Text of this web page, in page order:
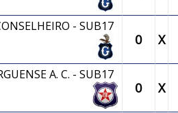
- SUB17
0 X
A. C. - SUB17
0 X